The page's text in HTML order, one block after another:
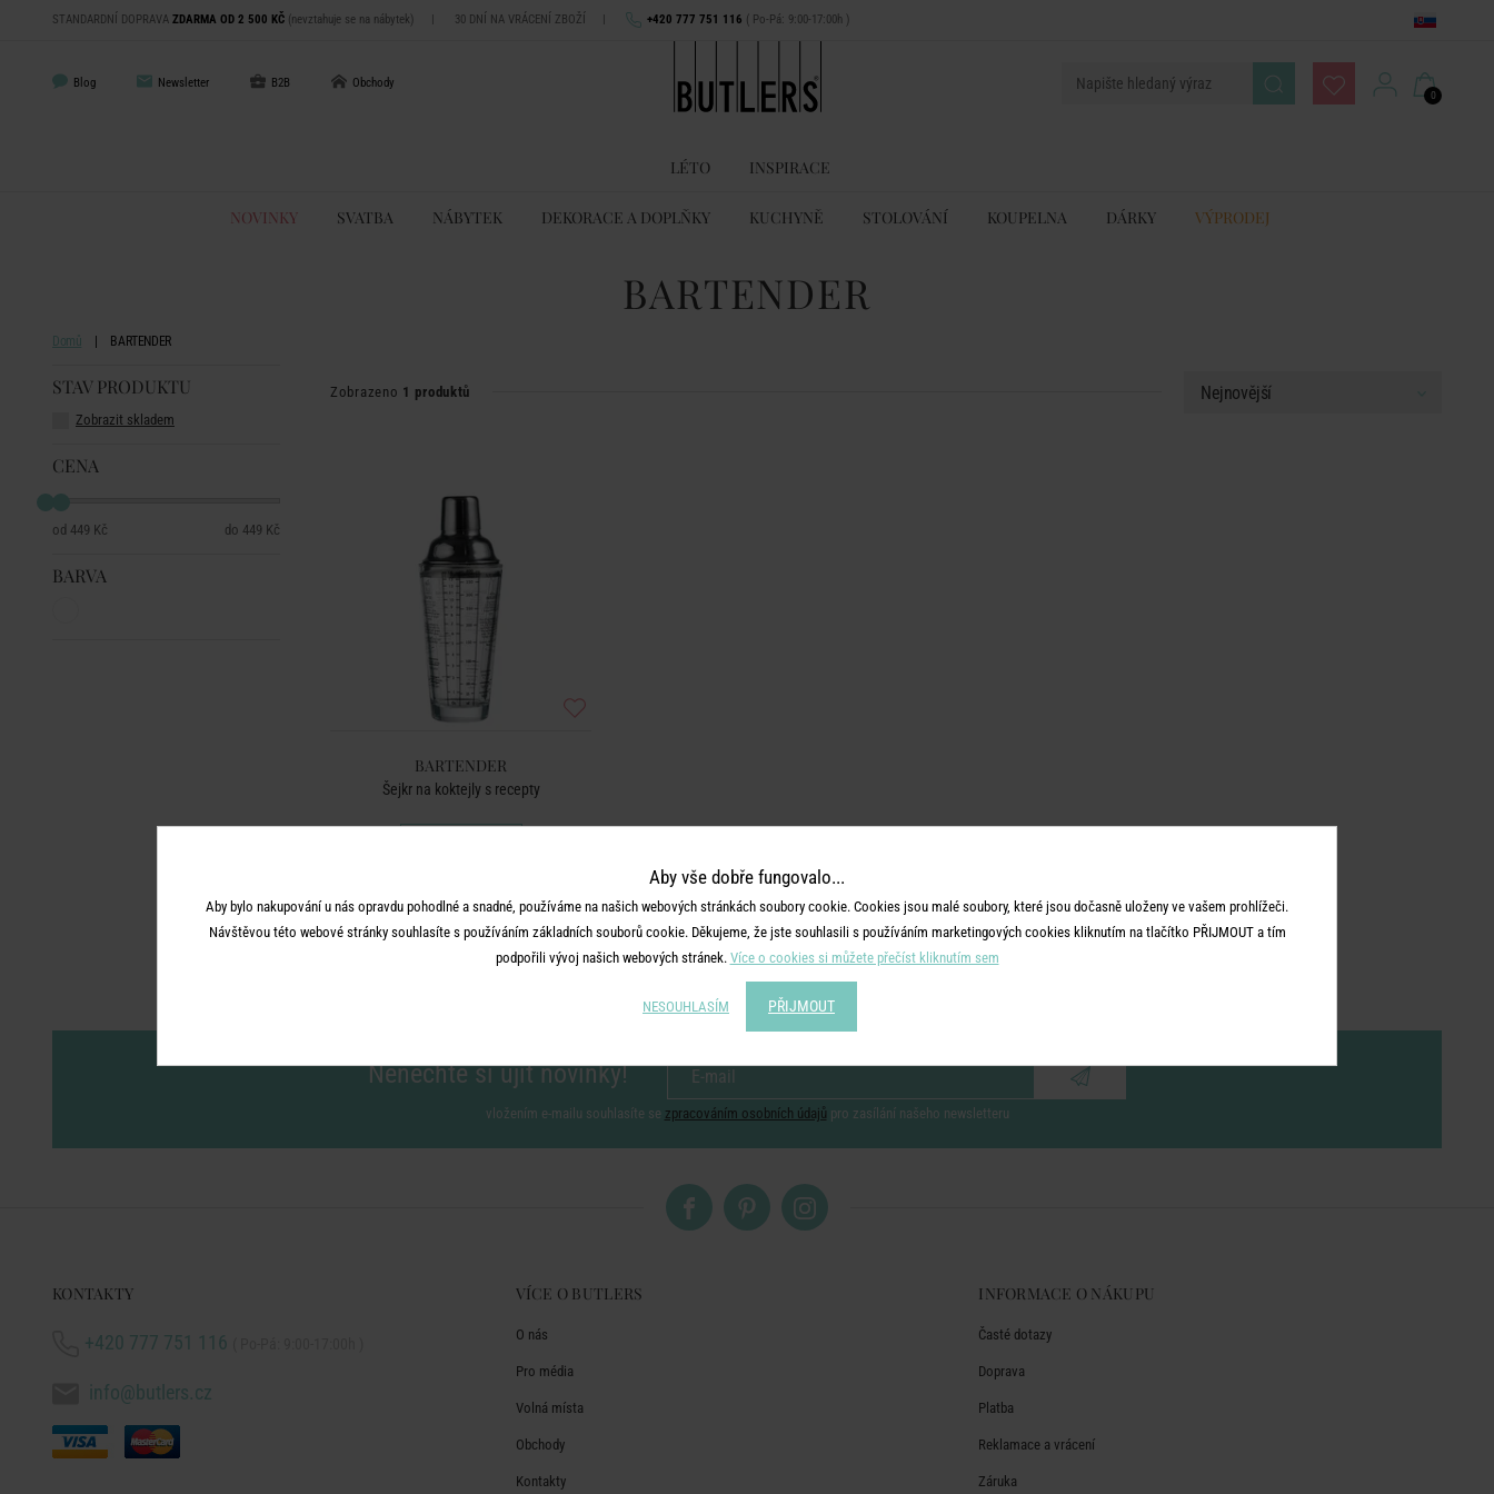
STANDARDNÍ DOPRAVA ZDARMA OD 2 500 KČ (nevztahuje se na nábytek) | 30 DNÍ NA VRÁCENÍ ZBOŽÍ | +420 777 751 116 ( Po-Pá: 9:00-17:00h )
Blog Newsletter B2B Obchody
0
LÉTO INSPIRACE
NOVINKY SVATBA NÁBYTEK DEKORACE A DOPLŇKY KUCHYNĚ STOLOVÁNÍ KOUPELNA DÁRKY VÝPRODEJ
BARTENDER
Domů BARTENDER
STAV PRODUKTU
Zobrazit skladem
CENA
449 Kč 449 Kč
BARVA
Zobrazeno 1 produktů
BARTENDER
Šejkr na koktejly s recepty
Nenechte si ujít novinky!
vložením e-mailu souhlasíte se zpracováním osobních údajů pro zasílání našeho newsletteru
KONTAKTY
+420 777 751 116
info@butlers.cz
VÍCE O BUTLERS
O nás
Pro média
Volná místa
Obchody
Kontakty
INFORMACE O NÁKUPU
Časté dotazy
Doprava
Platba
Reklamace a vrácení
Záruka
Aby vše dobře fungovalo...
Aby bylo nakupování u nás opravdu pohodlné a snadné, používáme na našich webových stránkách soubory cookie. Cookies jsou malé soubory, které jsou dočasně uloženy ve vašem prohlížeči.
Návštěvou této webové stránky souhlasíte s používáním základních souborů cookie. Děkujeme, že jste souhlasili s používáním marketingových cookies kliknutím na tlačítko PŘIJMOUT a tím
podpořili vývoj našich webových stránek. Více o cookies si můžete přečíst kliknutím sem
NESOUHLASÍM PŘIJMOUT